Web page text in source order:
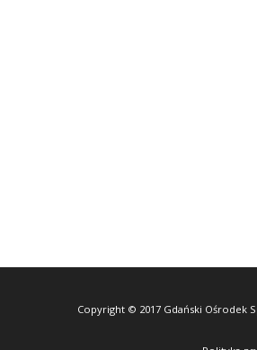
Copyright © 2017 Gdański Ośrodek